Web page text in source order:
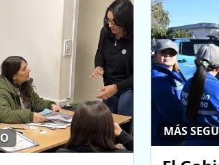
MÁS